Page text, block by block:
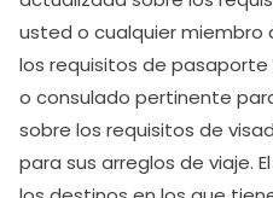
usted o cualquier miembro
los requisitos de
o consulado pertinente
sobre los requisitos de
para sus arreglos de viaje.